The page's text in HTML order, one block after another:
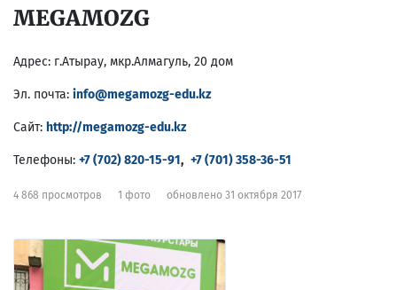
MEGAMOZG
Адрес: г.Атырау, мкр.Алмагуль, 20 дом
Эл. почта: info@megamozg-edu.kz
Сайт: http://megamozg-edu.kz
Телефоны: +7 (702) 820-15-91, +7 (701) 358-36-51
4 868 просмотров 1 фото обновлено 31 октября 2017